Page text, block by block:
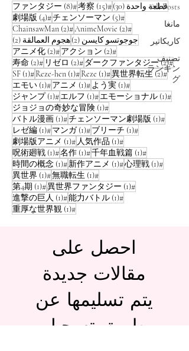
All Posts
مانغا
كاريكاتير
تصنيف
ランキン
グ
قطعة واحدة (30) 30 منشورًا
#考察
(15) 15 منشورًا
#ファンタジー
(8)
#チェンソーマン
(5) 5 منشورات#劇場版
(4)
#AnimeMovie
(2) منشوران (2)
#ChainsawMan
(2)
جوجوتسو كايسن (2) منشوران (2)
هجوم العمالقة (2)
#アクション
(2) منشوران (2)
#アニメ化
(2)
#ダークファンタジー
(2) منشوران (2)
#リゼロ
(2) منشوران (2)
#寿命
(2)
#異世界転生
(2) منشوران (2)
#Reze
(1) منشور واحد (1)
#Reze-hen
(1) منشور
#SF
(1)
#よう実
(1) منشور واحد (1)
#アニメ
(1) منشور واحد (1)
#エモい
(1)
#エモーショナル
(1) منشور واحد (1)
#エルフ
(1) منشور واحد (1)
#ジャンプ
(1)
#ジョジョの奇妙な冒険
(1)
#チェンソーマン劇場版
(1) منشور واحد (1)
#バトル漫画
(1)
#ブリーチ
(1) منشور واحد (1)
#マンガ
(1) منشور واحد (1)
#レゼ編
(1)
#人気作品
(1) منشور واحد (1)
#劇場版アニメ
(1)
#千年血戦篇
(1) منشور واحد (1)
#名作
(1) منشور واحد (1)
#呪術廻戦
(1)
#心理戦
(1) منشور واحد (1)
#新作アニメ
(1) منشور واحد (1)
#時間の概念
(1)
#無職転生
(1) منشور واحد (1)
#異世界
(1)
#異世界ファンタジー
(1) منشور واحد (1)
#第4期
(1)
#能力バトル
(1) منشور واحد (1)
#進撃の巨人
(1)
#重厚な世界観
(1)
احصل على
مقالات جديدة
يتم تسليمها عن
طريق تسجيل